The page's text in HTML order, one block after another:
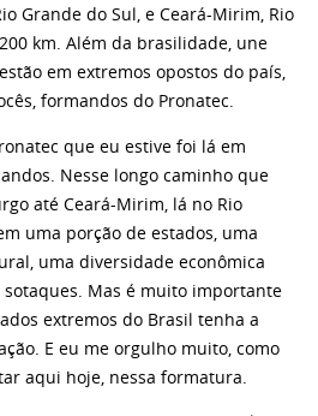
Grande do Sul, e Ceará-Mirim, Rio
km. Além da brasilidade, une
em extremos opostos do país,
formandos do Pronatec.
que eu estive foi lá em
Nesse longo caminho que
até Ceará-Mirim, lá no Rio
uma porção de estados, uma
uma diversidade econômica
Mas é muito importante
extremos do Brasil tenha a
E eu me orgulho muito, como
aqui hoje, nessa formatura.